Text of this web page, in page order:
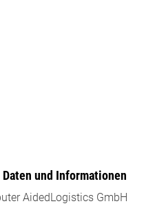
und Informationen
AidedLogistics GmbH